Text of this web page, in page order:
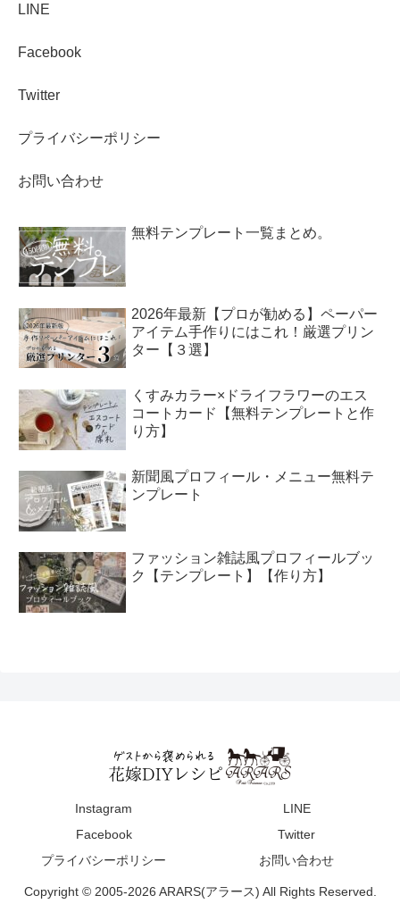
LINE
Facebook
Twitter
プライバシーポリシー
お問い合わせ
無料テンプレート一覧まとめ。
2026年最新【プロが勧める】ペーパー
アイテム手作りにはこれ！厳選プリン
ター【３選】
くすみカラー×ドライフラワーのエス
コートカード【無料テンプレートと作
り方】
新聞風プロフィール・メニュー無料テ
ンプレート
ファッション雑誌風プロフィールブッ
ク【テンプレート】【作り方】
Instagram
LINE
Facebook
Twitter
プライバシーポリシー
お問い合わせ
Copyright © 2005-2026 ARARS(アラース) All Rights Reserved.